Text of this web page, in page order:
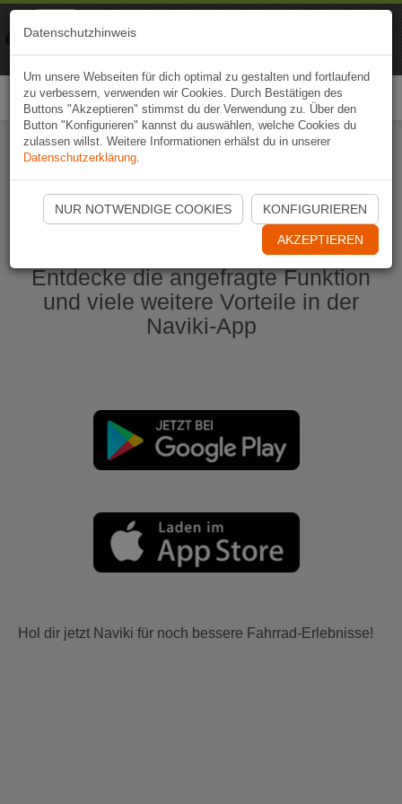
Naviki App jetzt öffnen
Entdecke die angefragte Funktion
und viele weitere Vorteile in der
Naviki-App
Hol dir jetzt Naviki für noch bessere Fahrrad-Erlebnisse!
Datenschutzhinweis
Um unsere Webseiten für dich optimal zu gestalten und fortlaufend
zu verbessern, verwenden wir Cookies. Durch Bestätigen des
Buttons "Akzeptieren" stimmst du der Verwendung zu. Über den
Button "Konfigurieren" kannst du auswählen, welche Cookies du
zulassen willst. Weitere Informationen erhälst du in unserer
Datenschutzerklärung.
NUR NOTWENDIGE COOKIES KONFIGURIEREN
AKZEPTIEREN
Naviki